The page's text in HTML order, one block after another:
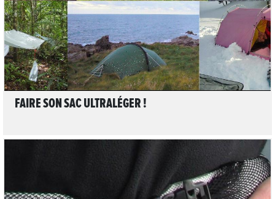
FAIRE SON SAC ULTRALÉGER !
3